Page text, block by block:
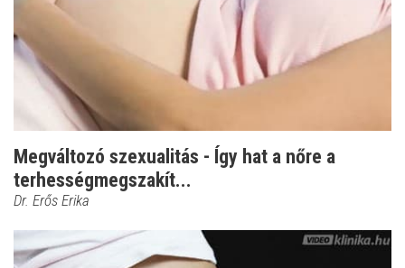
Megváltozó szexualitás - Így hat a nőre a
terhességmegszakít...
Dr. Erős Erika